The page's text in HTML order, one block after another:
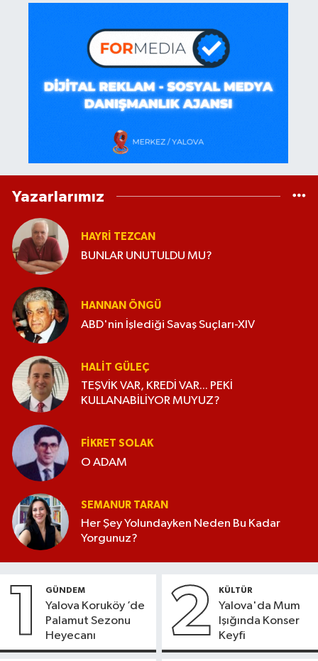
Yazarlarımız
HAYRI TEZCAN
BUNLAR UNUTULDU MU?
HANNAN ÖNGÜ
ABD'nin İşlediği Savaş Suçları-XIV
HALIT GÜLEÇ
TEŞVİK VAR, KREDİ VAR... PEKİ
KULLANABİLİYOR MUYUZ?
FIKRET SOLAK
O ADAM
SEMANUR TARAN
Her Şey Yolundayken Neden Bu Kadar
Yorgunuz?
1 GÜNDEM
Yalova Koruköy ’de
Palamut Sezonu
Heyecanı
2 KÜLTÜR
Yalova'da Mum
Işığında Konser
Keyfi